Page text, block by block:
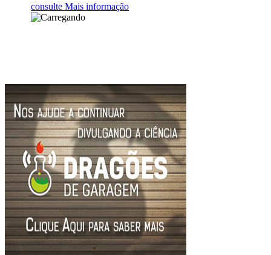
consulte Mais informação